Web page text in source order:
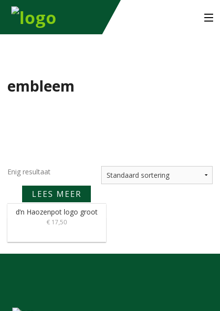
contact
shop
embleem
Enig resultaat
d’n Haozenpot logo groot
€17,50
LEES MEER